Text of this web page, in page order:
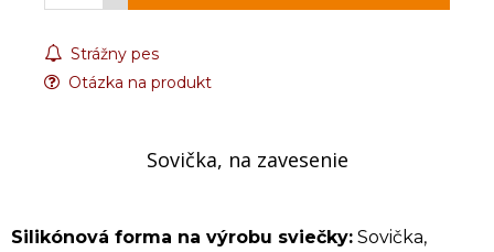
Strážny pes
Otázka na produkt
Sovička, na zavesenie
Silikónová forma na výrobu sviečky: Sovička,